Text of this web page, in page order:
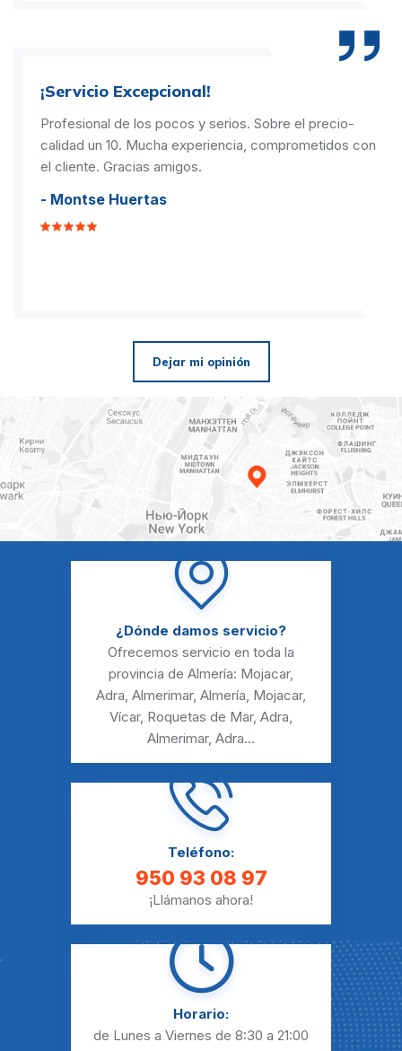
¡Servicio Excepcional!
Profesional de los pocos y serios. Sobre el precio-
calidad un 10. Mucha experiencia, comprometidos con
el cliente. Gracias amigos.
- Montse Huertas
Dejar mi opinión
¿Dónde damos servicio?
Ofrecemos servicio en toda la
provincia de Almería: Mojacar,
Adra, Almerimar, Almería, Mojacar,
Vícar, Roquetas de Mar, Adra,
Almerimar, Adra...
Teléfono:
950 93 08 97
¡Llámanos ahora!
Horario:
de Lunes a Viernes de 8:30 a 21:00